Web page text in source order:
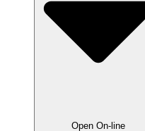
Open On-line